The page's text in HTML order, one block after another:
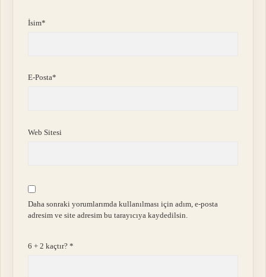
İsim*
E-Posta*
Web Sitesi
Daha sonraki yorumlarımda kullanılması için adım, e-posta
adresim ve site adresim bu tarayıcıya kaydedilsin.
6 + 2 kaçtır?*